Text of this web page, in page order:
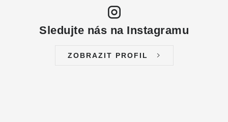
Sledujte nás na Instagramu
ZOBRAZIT PROFIL